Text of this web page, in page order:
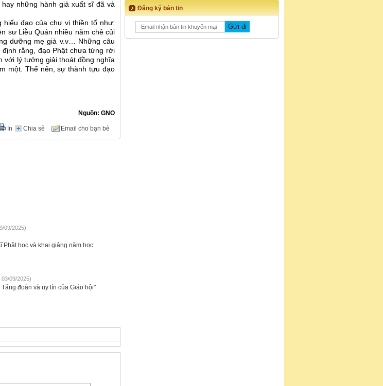
những hành giả xuất sĩ đã và
hiếu đạo của chư vị thiền tổ như:
sư Liễu Quán nhiều năm chẻ củi
dưỡng mẹ già v.v… Những câu
rằng, đạo Phật chưa từng rời
với lý tưởng giải thoát đồng nghĩa
một. Thế nên, sự thành tựu đạo
Nguồn: GNO
Chia sẻ
In Email cho bạn bè
09/2025)
Phật học và khai giảng năm học
09/2025)
đoàn và uy tín của Giáo hội"
Đăng ký bản tin